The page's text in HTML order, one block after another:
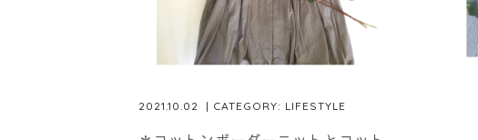
2021.10.02 | CATEGORY: LIFESTYLE